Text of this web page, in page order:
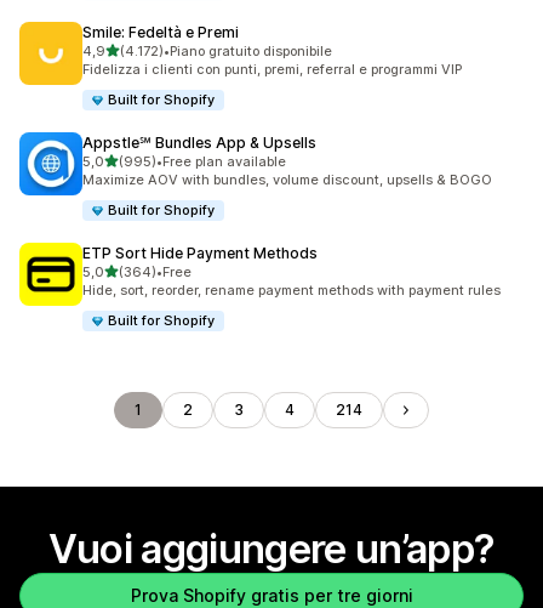
Smile: Fedeltà e Premi
4,9stelle su 5
(4.172)
4172 recensioni totali
•Piano gratuito disponibile
Fidelizza i clienti con punti, premi, referral e programmi VIP
Built for Shopify
Appstle℠ Bundles App & Upsells
5,0stelle su 5
(995)
995 recensioni totali
•Free plan available
Maximize AOV with bundles, volume discount, upsells & BOGO
Built for Shopify
ETP Sort Hide Payment Methods
5,0stelle su 5
(364)
364 recensioni totali
•Free
Hide, sort, reorder, rename payment methods with payment rules
Built for Shopify
1 2 3 4 214
Vuoi aggiungere un’app?
Prova Shopify gratis per tre giorni